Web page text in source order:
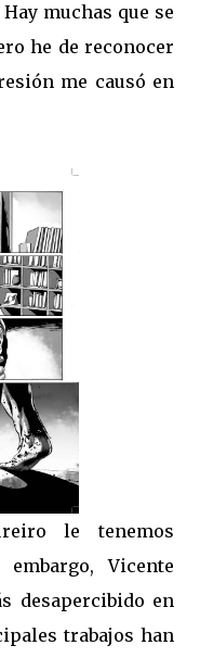
muchas que se
he de reconocer
me causó en
le tenemos
Vicente
desapercibido en
trabajos han